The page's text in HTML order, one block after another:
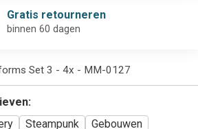
Gratis retourneren
binnen 60 dagen
Set 3 - 4x - MM-0127
Steampunk Gebouwen